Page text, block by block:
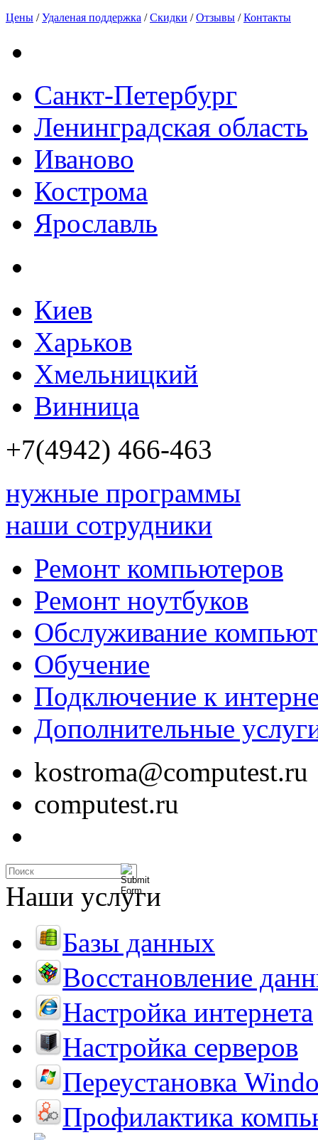
Цены /Удаленая поддержка /Скидки /Отзывы /Контакты
Санкт-Петербург
Ленинградская область
Иваново
Кострома
Ярославль
Киев
Харьков
Хмельницкий
Винница
+7(4942) 466-463
нужные программы
наши сотрудники
Ремонт компьютеров
Ремонт ноутбуков
Обслуживание
Обучение
Подключение к
Дополнительные
kostroma@computest.ru
computest.ru
Наши услуги
Базы данных
Восстановление
Настройка интернета
Настройка серверов
Переустановка
Профилактика